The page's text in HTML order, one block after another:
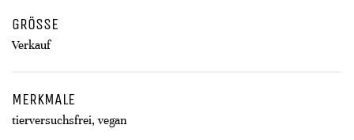
GRÖSSE
Verkauf
MERKMALE
tierversuchsfrei, vegan